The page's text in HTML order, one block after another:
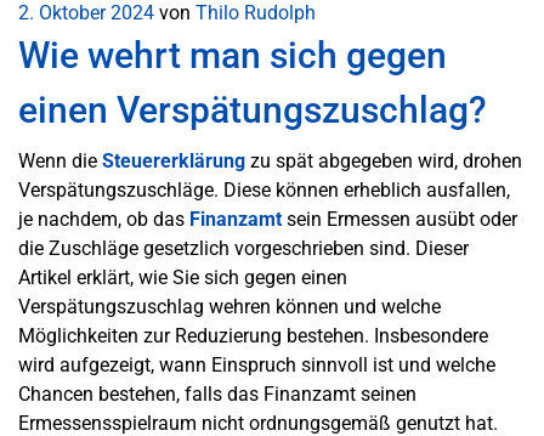
2. Oktober 2024 von Thilo Rudolph
Wie wehrt man sich gegen
einen Verspätungszuschlag?
Wenn die Steuererklärung zu spät abgegeben wird, drohen
Verspätungszuschläge. Diese können erheblich ausfallen,
je nachdem, ob das Finanzamtsein Ermessen ausübt oder
die Zuschläge gesetzlich vorgeschrieben sind. Dieser
Artikel erklärt, wie Sie sich gegen einen
Verspätungszuschlag wehren können und welche
Möglichkeiten zur Reduzierung bestehen. Insbesondere
wird aufgezeigt, wann Einspruch sinnvoll ist und welche
Chancen bestehen, falls das Finanzamt seinen
Ermessensspielraum nicht ordnungsgemäß genutzt hat.